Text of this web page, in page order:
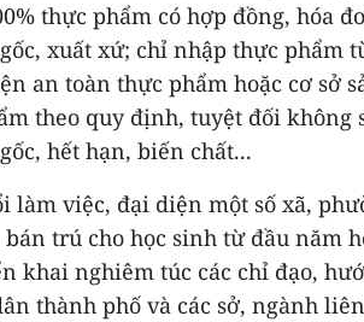
thực phẩm có hợp đồng, hóa
xuất xứ; chỉ nhập thực phẩm
an toàn thực phẩm hoặc cơ sở
theo quy định, tuyệt đối
hết hạn, biến chất...
làm việc, đại diện một số xã,
trú cho học sinh từ đầu năm
khai nghiêm túc các chỉ đạo,
thành phố và các sở, ngành